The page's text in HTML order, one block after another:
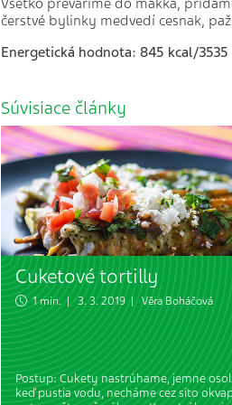
Všetko prevaríme do mäkka,
čerstvé bylinky medvedí cesnak,
Energetická hodnota: 845 kcal/3535
Súvisiace články
Cuketové tortilly
1 min. | 3. 3. 2019 |Věra Boháčová
Postup: Cukety nastrúhame, jemne
keď pustia vodu, necháme cez sito